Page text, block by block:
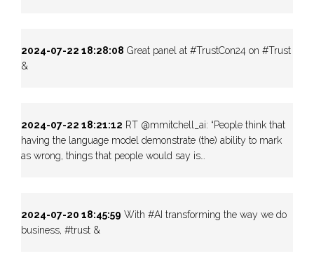
2024-07-22 18:28:08 Great panel at #TrustCon24 on #Trust
&
2024-07-22 18:21:12 RT @mmitchell_ai: “People think that
having the language model demonstrate (the) ability to mark
as wrong, things that people would say is…
2024-07-20 18:45:59 With #AI transforming the way we do
business, #trust &